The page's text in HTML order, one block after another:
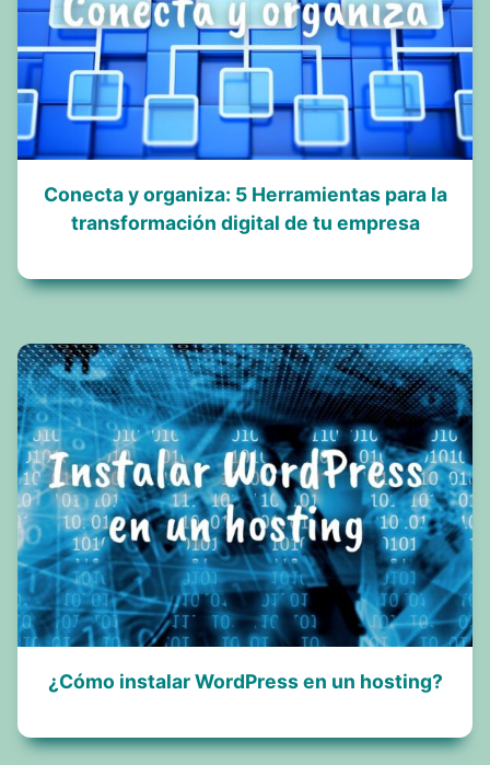
Conecta y organiza: 5 Herramientas para la
transformación digital de tu empresa
¿Cómo instalar WordPress en un hosting?